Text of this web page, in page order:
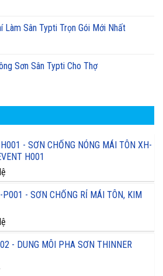
Làm Sân Typti Trọn Gói Mới Nhất
Sơn Sân Typti Cho Thợ
- SƠN CHỐNG NÓNG MÁI TÔN XH-
H001
- SƠN CHỐNG RỈ MÁI TÔN, KIM
- DUNG MÔI PHA SƠN THINNER